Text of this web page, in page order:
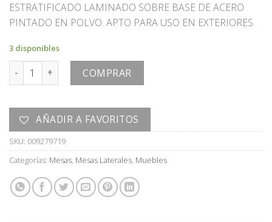
ESTRATIFICADO LAMINADO SOBRE BASE DE ACERO
PINTADO EN POLVO. APTO PARA USO EN EXTERIORES.
3 disponibles
MESA cantidad COMPRAR
AÑADIR A FAVORITOS
SKU: 009279719
Categorías: Mesas, Mesas Laterales, Muebles